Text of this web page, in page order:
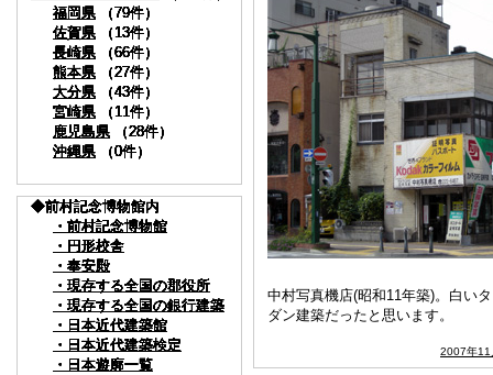
福岡県 （79件）
佐賀県 （13件）
長崎県 （66件）
熊本県 （27件）
大分県 （43件）
宮崎県 （11件）
鹿児島県 （28件）
沖縄県 （0件）
◆前村記念博物館内
・前村記念博物館
・円形校舎
・奉安殿
・現存する全国の郡役所
・現存する全国の銀行建築
・日本近代建築館
・日本近代建築検定
・日本遊廓一覧
福岡県 （79件）
佐賀県 （13件）
長崎県 （66件）
熊本県 （27件）
大分県 （43件）
宮崎県 （11件）
鹿児島県 （28件）
沖縄県 （0件）
◆前村記念博物館内
・前村記念博物館
・円形校舎
・奉安殿
・現存する全国の郡役所
・現存する全国の銀行建築
・日本近代建築館
・日本近代建築検定
・日本遊廓一覧
福岡県 （79件）
佐賀県 （13件）
長崎県 （66件）
熊本県 （27件）
大分県 （43件）
宮崎県 （11件）
鹿児島県 （28件）
沖縄県 （0件）
◆前村記念博物館内
・前村記念博物館
・円形校舎
・奉安殿
・現存する全国の郡役所
・現存する全国の銀行建築
・日本近代建築館
・日本近代建築検定
・日本遊廓一覧
福岡県 （79件）
佐賀県 （13件）
長崎県 （66件）
熊本県 （27件）
大分県 （43件）
宮崎県 （11件）
鹿児島県 （28件）
沖縄県 （0件）
◆前村記念博物館内
・前村記念博物館
・円形校舎
・奉安殿
・現存する全国の郡役所
・現存する全国の銀行建築
・日本近代建築館
・日本近代建築検定
・日本遊廓一覧
中村写真機店(昭和11年築)。白い
ダン建築だったと思います。
2007年11
福岡県 （79件）
佐賀県 （13件）
長崎県 （66件）
熊本県 （27件）
大分県 （43件）
宮崎県 （11件）
鹿児島県 （28件）
沖縄県 （0件）
◆前村記念博物館内
・前村記念博物館
・円形校舎
・奉安殿
・現存する全国の郡役所
・現存する全国の銀行建築
・日本近代建築館
・日本近代建築検定
・日本遊廓一覧
福岡県 （79件）
佐賀県 （13件）
長崎県 （66件）
熊本県 （27件）
大分県 （43件）
宮崎県 （11件）
鹿児島県 （28件）
沖縄県 （0件）
◆前村記念博物館内
・前村記念博物館
・円形校舎
・奉安殿
・現存する全国の郡役所
・現存する全国の銀行建築
・日本近代建築館
・日本近代建築検定
・日本遊廓一覧
福岡県 （79件）
佐賀県 （13件）
長崎県 （66件）
熊本県 （27件）
大分県 （43件）
宮崎県 （11件）
鹿児島県 （28件）
沖縄県 （0件）
◆前村記念博物館内
・前村記念博物館
・円形校舎
・奉安殿
・現存する全国の郡役所
・現存する全国の銀行建築
・日本近代建築館
・日本近代建築検定
・日本遊廓一覧
福岡県 （79件）
佐賀県 （13件）
長崎県 （66件）
熊本県 （27件）
大分県 （43件）
宮崎県 （11件）
鹿児島県 （28件）
沖縄県 （0件）
◆前村記念博物館内
・前村記念博物館
・円形校舎
・奉安殿
・現存する全国の郡役所
・現存する全国の銀行建築
・日本近代建築館
・日本近代建築検定
・日本遊廓一覧
福岡県 （79件）
佐賀県 （13件）
長崎県 （66件）
熊本県 （27件）
大分県 （43件）
宮崎県 （11件）
鹿児島県 （28件）
沖縄県 （0件）
◆前村記念博物館内
・前村記念博物館
・円形校舎
・奉安殿
・現存する全国の郡役所
・現存する全国の銀行建築
・日本近代建築館
・日本近代建築検定
・日本遊廓一覧
福岡県 （79件）
佐賀県 （13件）
長崎県 （66件）
熊本県 （27件）
大分県 （43件）
宮崎県 （11件）
鹿児島県 （28件）
沖縄県 （0件）
◆前村記念博物館内
・前村記念博物館
・円形校舎
・奉安殿
・現存する全国の郡役所
・現存する全国の銀行建築
・日本近代建築館
・日本近代建築検定
・日本遊廓一覧